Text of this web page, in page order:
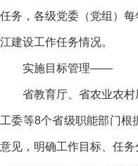
任务，各级党委（党组）
江建设工作任务情况。
实施目标管理——
省教育厅、省农业农村
工委等8个省级职能部门根
意见，明确工作目标、任